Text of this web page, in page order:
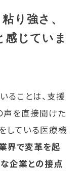
り強さ、
感じていま
ることは、支援
を直接聞けた
している医療機
界で変革を起
な企業との接点